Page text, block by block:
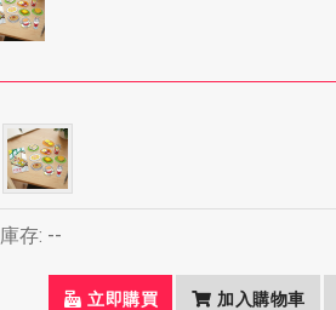
庫存: --
立即購買 加入購物車